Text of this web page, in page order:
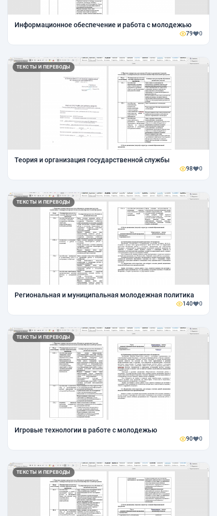
Информационное обеспечение и работа с молодежью
79 0
ТЕКСТЫ И ПЕРЕВОДЫ
Теория и организация государственной службы
98 0
ТЕКСТЫ И ПЕРЕВОДЫ
Региональная и муниципальная молодежная политика
140 0
ТЕКСТЫ И ПЕРЕВОДЫ
Игровые технологии в работе с молодежью
90 0
ТЕКСТЫ И ПЕРЕВОДЫ